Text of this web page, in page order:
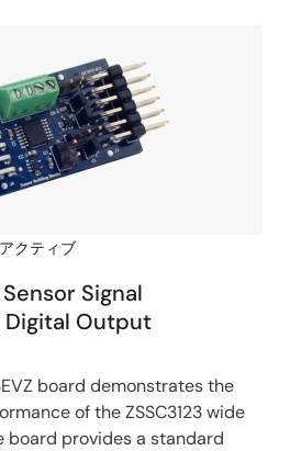
アクティブ
Signal
Output
board demonstrates the
of the ZSSC3123 wide
board provides a standard